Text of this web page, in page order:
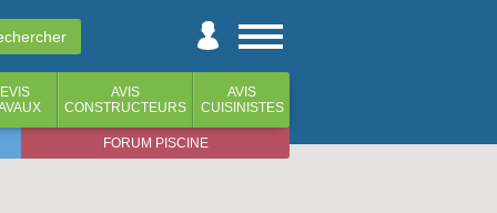
AVIS
CONSTRUCTEURS
AVIS
CUISINISTES
FORUM PISCINE